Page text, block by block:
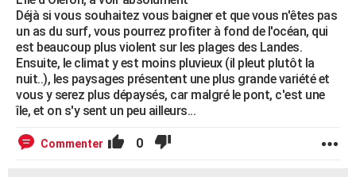
Déjà si vous souhaitez vous baigner et que vous n'êtes pas
un as du surf, vous pourrez profiter à fond de l'océan, qui
est beaucoup plus violent sur les plages des Landes.
Ensuite, le climat y est moins pluvieux (il pleut plutôt la
nuit..), les paysages présentent une plus grande variété et
vous y serez plus dépaysés, car malgré le pont, c'est une
île, et on s'y sent un peu ailleurs...
Commenter 0